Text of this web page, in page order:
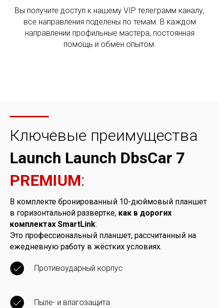
Вы получите доступ к нашему VIP телеграмм каналу,
все направления поделены по темам. В каждом
направлении профильные мастера, постоянная
помощь и обмен опытом.
Ключевые преимущества
Launch Launch DbsCar 7
PREMIUM:
В комплекте бронированный 10-дюймовый планшет
в горизонтальной развертке, как в дорогих
комплектах SmartLink:
Это профессиональный планшет, рассчитанный на
ежедневную работу в жёстких условиях.
Противоударный корпус
Пыле- и влагозащита